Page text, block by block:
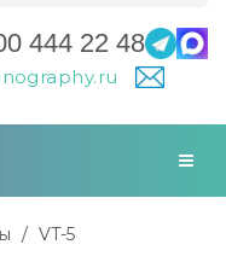
444 22 48
VT-5